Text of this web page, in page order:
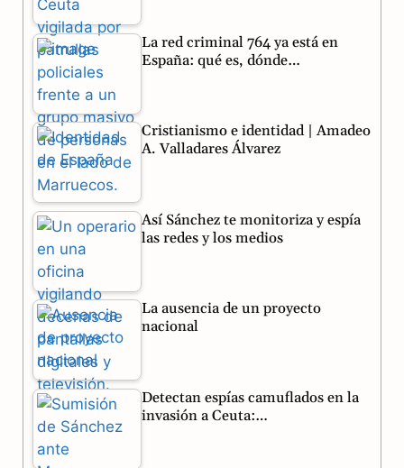
o
o
k
a
p
La red criminal 764 ya está en
España: qué es, dónde…
Cristianismo e identidad | Amadeo
A. Valladares Álvarez
Así Sánchez te monitoriza y espía
las redes y los medios
La ausencia de un proyecto
nacional
Detectan espías camuflados en la
invasión a Ceuta:…